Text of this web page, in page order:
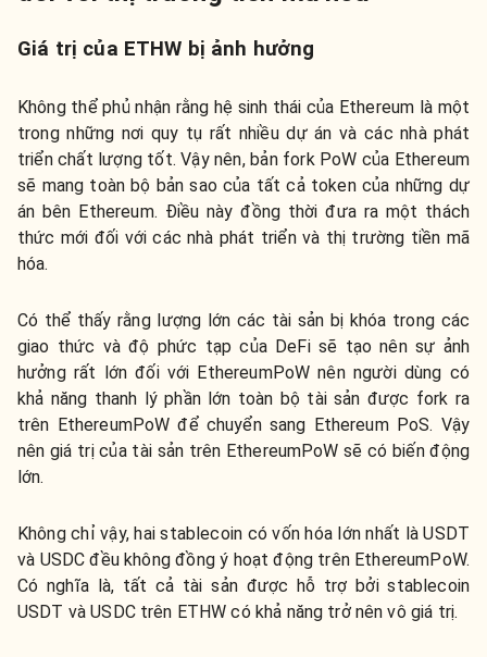
Giá trị của ETHW bị ảnh hưởng
Không thể phủ nhận rằng hệ sinh thái của Ethereum là một
trong những nơi quy tụ rất nhiều dự án và các nhà phát
triển chất lượng tốt. Vậy nên, bản fork PoW của Ethereum
sẽ mang toàn bộ bản sao của tất cả token của những dự
án bên Ethereum. Điều này đồng thời đưa ra một thách
thức mới đối với các nhà phát triển và thị trường tiền mã
hóa.
Có thể thấy rằng lượng lớn các tài sản bị khóa trong các
giao thức và độ phức tạp của DeFi sẽ tạo nên sự ảnh
hưởng rất lớn đối với EthereumPoW nên người dùng có
khả năng thanh lý phần lớn toàn bộ tài sản được fork ra
trên EthereumPoW để chuyển sang Ethereum PoS. Vậy
nên giá trị của tài sản trên EthereumPoW sẽ có biến động
lớn.
Không chỉ vậy, hai stablecoin có vốn hóa lớn nhất là USDT
và USDC đều không đồng ý hoạt động trên EthereumPoW.
Có nghĩa là, tất cả tài sản được hỗ trợ bởi stablecoin
USDT và USDC trên ETHW có khả năng trở nên vô giá trị.